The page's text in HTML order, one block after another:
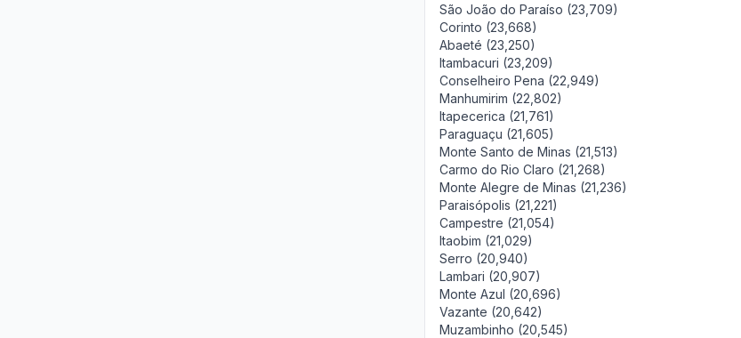
São João do Paraíso (23,709)
Corinto (23,668)
Abaeté (23,250)
Itambacuri (23,209)
Conselheiro Pena (22,949)
Manhumirim (22,802)
Itapecerica (21,761)
Paraguaçu (21,605)
Monte Santo de Minas (21,513)
Carmo do Rio Claro (21,268)
Monte Alegre de Minas (21,236)
Paraisópolis (21,221)
Campestre (21,054)
Itaobim (21,029)
Serro (20,940)
Lambari (20,907)
Monte Azul (20,696)
Vazante (20,642)
Muzambinho (20,545)